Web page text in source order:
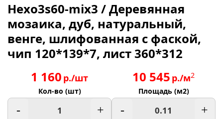
Hexo3s60-mix3 / Деревянная
мозаика, дуб, натуральный,
венге, шлифованная с фаской,
чип 120*139*7, лист 360*312
1 160 р./шт
Кол-во (шт)
- +
10 545 р./м2
Площадь (м2)
- +